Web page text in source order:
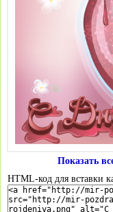
Показать
HTML-код для вставки